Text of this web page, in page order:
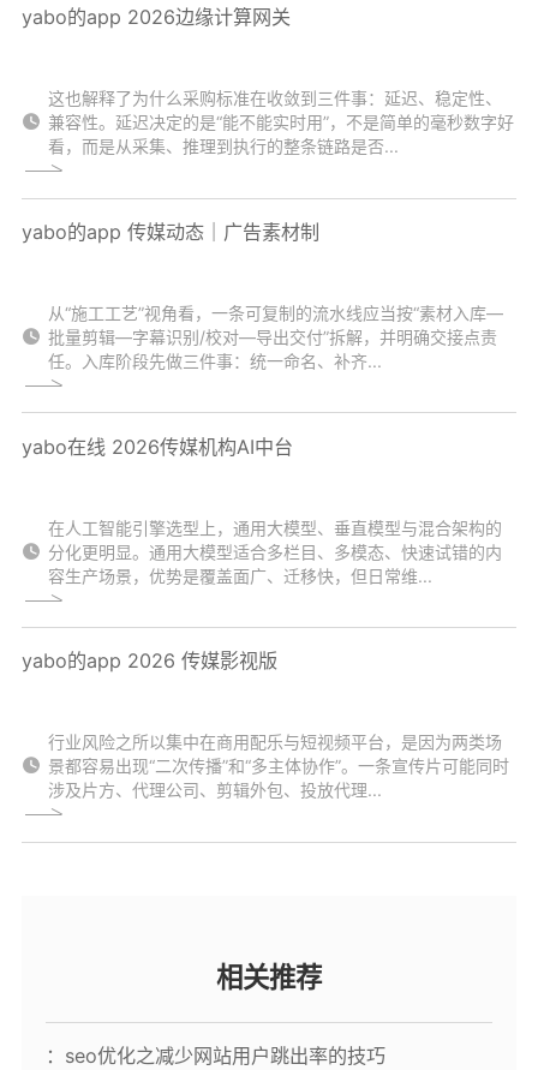
yabo的app 2026边缘计算网关
这也解释了为什么采购标准在收敛到三件事：延迟、稳定性、
兼容性。延迟决定的是“能不能实时用”，不是简单的毫秒数字好
看，而是从采集、推理到执行的整条链路是否...
yabo的app 传媒动态｜广告素材制
从“施工工艺”视角看，一条可复制的流水线应当按“素材入库—
批量剪辑—字幕识别/校对—导出交付”拆解，并明确交接点责
任。入库阶段先做三件事：统一命名、补齐...
yabo在线 2026传媒机构AI中台
在人工智能引擎选型上，通用大模型、垂直模型与混合架构的
分化更明显。通用大模型适合多栏目、多模态、快速试错的内
容生产场景，优势是覆盖面广、迁移快，但日常维...
yabo的app 2026 传媒影视版
行业风险之所以集中在商用配乐与短视频平台，是因为两类场
景都容易出现“二次传播”和“多主体协作”。一条宣传片可能同时
涉及片方、代理公司、剪辑外包、投放代理...
相关推荐
：seo优化之减少网站用户跳出率的技巧